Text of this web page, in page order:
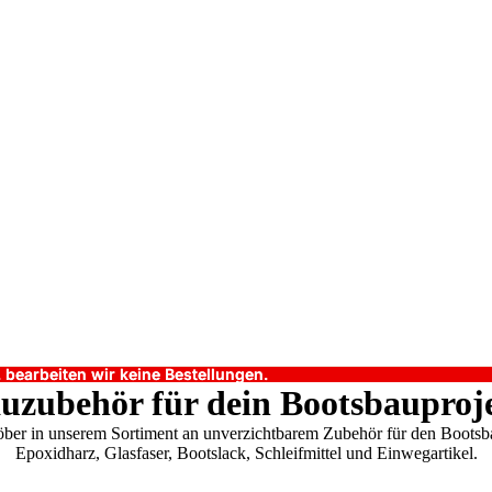
wir keine Bestellungen.
wir keine Bestellungen.
für dein
in unserem Sortiment an unverzichtbarem Zubehör für den
Epoxidharz, Glasfaser, Bootslack, Schleifmittel und Einwegartikel.